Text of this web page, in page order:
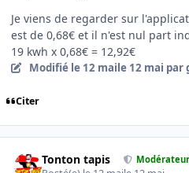
Je viens de regarder sur
est de 0,68€ et il n'est nul part
19 kwh x 0,68€ = 12,92€
Modifié le 12 maile 12 mai par
Citer
Tonton tapis